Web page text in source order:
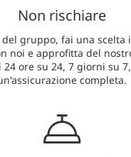
Non rischiare
del gruppo, fai una scelta
noi e approfitta del
24 ore su 24, 7 giorni su
completa.